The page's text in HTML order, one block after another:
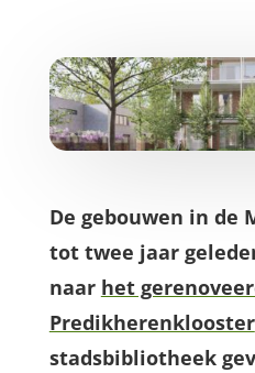
De gebouwen in de
tot twee jaar
naar het
Predikherenklooster
stadsbibliotheek